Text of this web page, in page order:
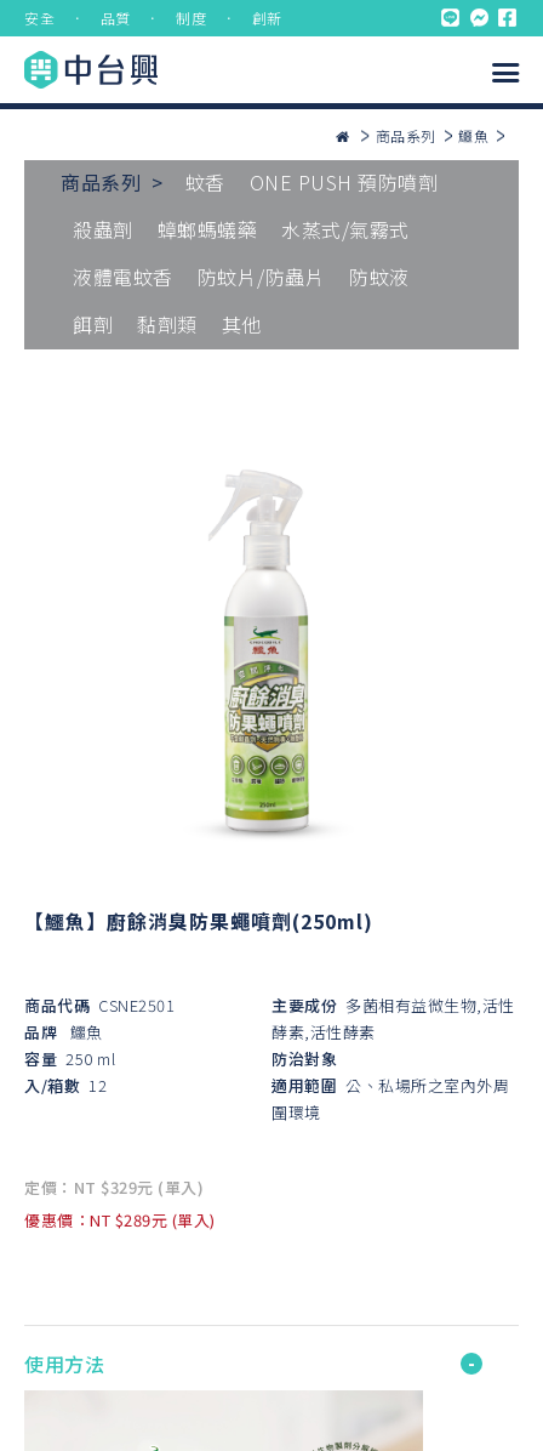
安全 ． 品質 ． 制度 ． 創新
商品系列 鱷魚
商品系列 > 蚊香
ONE PUSH 預防噴劑
殺蟲劑
蟑螂螞蟻藥
水蒸式/氣霧式
液體電蚊香
防蚊片/防蟲片
防蚊液
餌劑
黏劑類 其他
【鱷魚】廚餘消臭防果蠅噴劑(250ml)
商品代碼 CSNE2501
品牌 鱷魚
容量 250 ml
入/箱數 12
主要成份 多菌相有益微生物,活性
酵素,活性酵素
防治對象
適用範圍 公、私場所之室內外周
圍環境
定價：NT $329元 (單入)
優惠價：NT $289元 (單入)
使用方法